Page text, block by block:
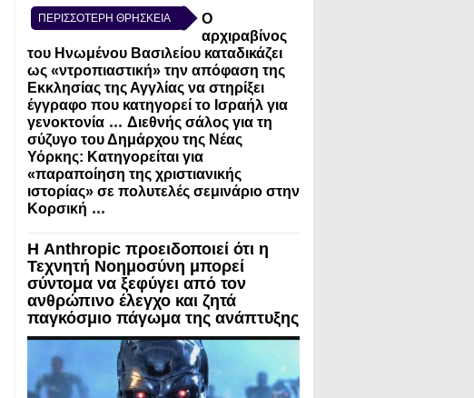
ΠΕΡΙΣΣΟΤΕΡΗ ΘΡΗΣΚΕΙΑ
Ο
αρχιραβίνος
του Ηνωμένου Βασιλείου καταδικάζει
ως «ντροπιαστική» την απόφαση της
Εκκλησίας της Αγγλίας να στηρίξει
έγγραφο που κατηγορεί το Ισραήλ για
γενοκτονία ... Διεθνής σάλος για τη
σύζυγο του Δημάρχου της Νέας
Υόρκης: Κατηγορείται για
«παραποίηση της χριστιανικής
ιστορίας» σε πολυτελές σεμινάριο στην
Κορσική ...
Η Anthropic προειδοποιεί ότι η
Τεχνητή Νοημοσύνη μπορεί
σύντομα να ξεφύγει από τον
ανθρώπινο έλεγχο και ζητά
παγκόσμιο πάγωμα της ανάπτυξης